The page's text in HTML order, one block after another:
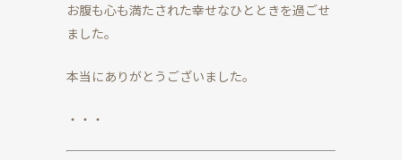
お腹も心も満たされた幸せなひとときを過ごせ
ました。
本当にありがとうございました。
・・・